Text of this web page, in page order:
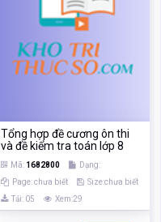
Tổng hợp đề cương ôn thi
và đề kiểm tra toán lớp 8
Mã: 1682800
Dạng:
Page: chưa biết
Size:chưa biết
Tải: 05
Xem:29